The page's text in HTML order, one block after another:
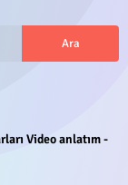
Video anlatım -